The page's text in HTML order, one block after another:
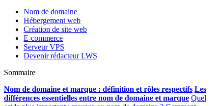
Nom de domaine
Hébergement web
Création de site web
E-commerce
Serveur VPS
Devenir rédacteur LWS
Sommaire
Nom de domaine et marque : définition et rôles respectifs Les
différences essentielles entre nom de domaine et marque Quel